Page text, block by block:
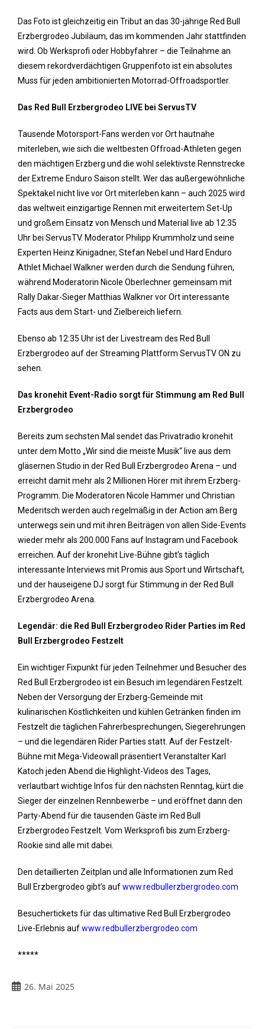
Das Foto ist gleichzeitig ein Tribut an das 30-jährige Red Bull
Erzbergrodeo Jubiläum, das im kommenden Jahr stattfinden
wird. Ob Werksprofi oder Hobbyfahrer – die Teilnahme an
diesem rekordverdächtigen Gruppenfoto ist ein absolutes
Muss für jeden ambitionierten Motorrad-Offroadsportler.
Das Red Bull Erzbergrodeo LIVE bei ServusTV
Tausende Motorsport-Fans werden vor Ort hautnahe
miterleben, wie sich die weltbesten Offroad-Athleten gegen
den mächtigen Erzberg und die wohl selektivste Rennstrecke
der Extreme Enduro Saison stellt. Wer das außergewöhnliche
Spektakel nicht live vor Ort miterleben kann – auch 2025 wird
das weltweit einzigartige Rennen mit erweitertem Set-Up
und großem Einsatz von Mensch und Material live ab 12:35
Uhr bei ServusTV. Moderator Philipp Krummholz und seine
Experten Heinz Kinigadner, Stefan Nebel und Hard Enduro
Athlet Michael Walkner werden durch die Sendung führen,
während Moderatorin Nicole Oberlechner gemeinsam mit
Rally Dakar-Sieger Matthias Walkner vor Ort interessante
Facts aus dem Start- und Zielbereich liefern.
Ebenso ab 12:35 Uhr ist der Livestream des Red Bull
Erzbergrodeo auf der Streaming Plattform ServusTV ON zu
sehen.
Das kronehit Event-Radio sorgt für Stimmung am Red Bull
Erzbergrodeo
Bereits zum sechsten Mal sendet das Privatradio kronehit
unter dem Motto „Wir sind die meiste Musik“ live aus dem
gläsernen Studio in der Red Bull Erzbergrodeo Arena – und
erreicht damit mehr als 2 Millionen Hörer mit ihrem Erzberg-
Programm. Die Moderatoren Nicole Hammer und Christian
Mederitsch werden auch regelmäßig in der Action am Berg
unterwegs sein und mit ihren Beiträgen von allen Side-Events
wieder mehr als 200.000 Fans auf Instagram und Facebook
erreichen. Auf der kronehit Live-Bühne gibt’s täglich
interessante Interviews mit Promis aus Sport und Wirtschaft,
und der hauseigene DJ sorgt für Stimmung in der Red Bull
Erzbergrodeo Arena.
Legendär: die Red Bull Erzbergrodeo Rider Parties im Red
Bull Erzbergrodeo Festzelt
Ein wichtiger Fixpunkt für jeden Teilnehmer und Besucher des
Red Bull Erzbergrodeo ist ein Besuch im legendären Festzelt.
Neben der Versorgung der Erzberg-Gemeinde mit
kulinarischen Köstlichkeiten und kühlen Getränken finden im
Festzelt die täglichen Fahrerbesprechungen, Siegerehrungen
– und die legendären Rider Parties statt. Auf der Festzelt-
Bühne mit Mega-Videowall präsentiert Veranstalter Karl
Katoch jeden Abend die Highlight-Videos des Tages,
verlautbart wichtige Infos für den nächsten Renntag, kürt die
Sieger der einzelnen Rennbewerbe – und eröffnet dann den
Party-Abend für die tausenden Gäste im Red Bull
Erzbergrodeo Festzelt. Vom Werksprofi bis zum Erzberg-
Rookie sind alle mit dabei.
Den detaillierten Zeitplan und alle Informationen zum Red
Bull Erzbergrodeo gibt’s aufwww.redbullerzbergrodeo.com
Besuchertickets für das ultimative Red Bull Erzbergrodeo
Live-Erlebnis aufwww.redbullerzbergrodeo.com
*****
26. Mai 2025